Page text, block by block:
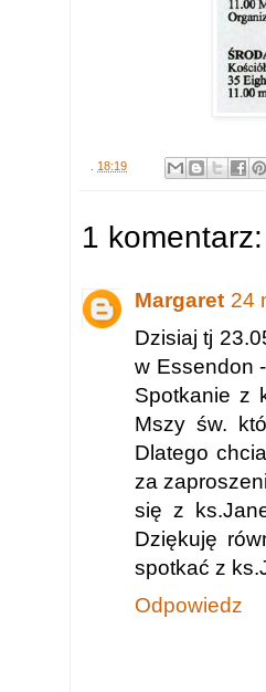
. 18:19
1 komentarz:
Margaret 24
Dzisiaj tj
w Essendon
Spotkanie z
Mszy św.
Dlatego
za
się z
Dziękuję
spotkać z
Odpowiedz